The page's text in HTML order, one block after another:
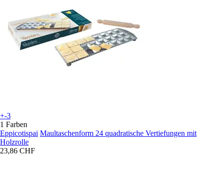
+-3
1 Farben
Eppicotispai Maultaschenform 24 quadratische Vertiefungen mit
Holzrolle
23,86 CHF